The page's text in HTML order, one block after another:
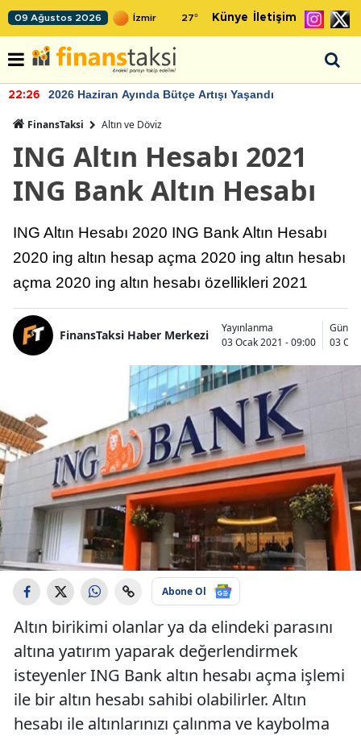
09 Ağustos 2026 27° Künye İletişim
22:26 2026 Haziran Ayında Bütçe Artışı Yaşandı
FinansTaksi Altın ve Döviz
ING Altın Hesabı 2021
ING Bank Altın Hesabı
ING Altın Hesabı 2020 ING Bank Altın Hesabı
2020 ing altın hesap açma 2020 ing altın hesabı
açma 2020 ing altın hesabı özellikleri 2021
FinansTaksi Haber Merkezi
Yayınlanma
03 Ocak 2021 - 09:00
03
Abone Ol
Altın birikimi olanlar ya da elindeki parasını
altına yatırım yaparak değerlendirmek
isteyenler ING Bank altın hesabı açma işlemi
ile bir altın hesabı sahibi olabilirler. Altın
hesabı ile altınlarınızı çalınma ve kaybolma